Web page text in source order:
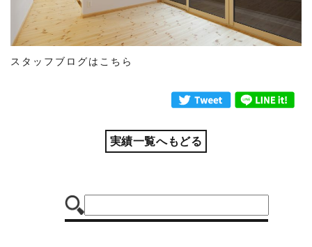
スタッフブログはこちら
実績一覧へもどる